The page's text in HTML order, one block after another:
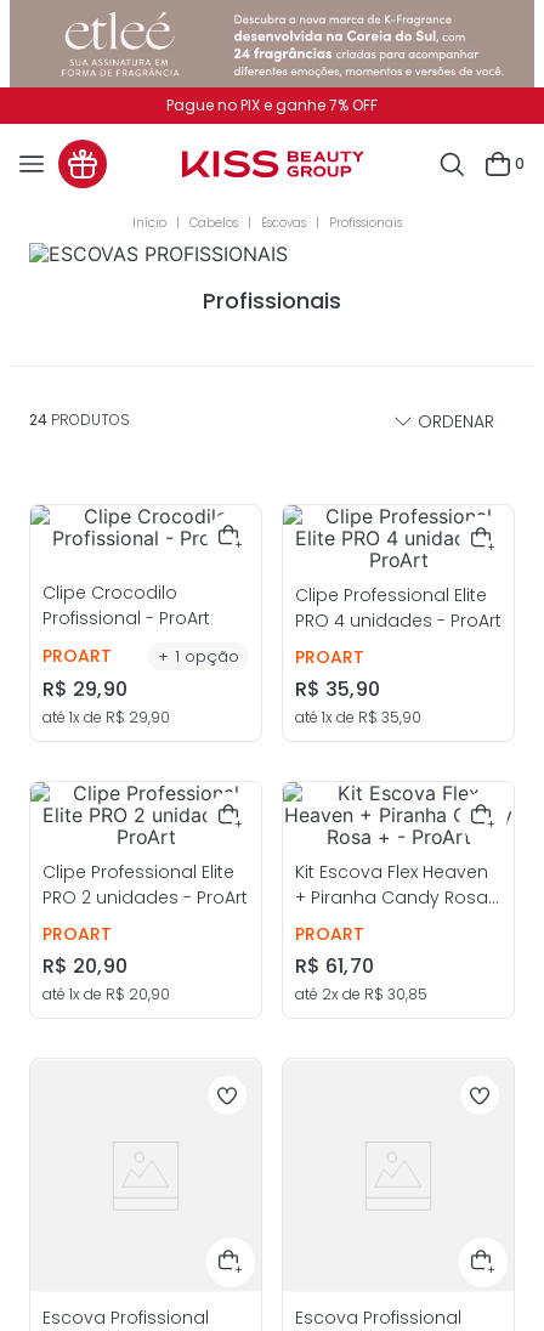
Pague no PIX e ganhe 7% OFF
0
Cabelos Escovas Profissionais
Profissionais
24 PRODUTOS
Clipe Crocodilo
Profissional - ProArt
PROART
+ 1 opção
R$ 29,90
até 1x de R$ 29,90
Clipe Professional Elite
PRO 4 unidades - ProArt
PROART
R$ 35,90
até 1x de R$ 35,90
Clipe Professional Elite
PRO 2 unidades - ProArt
PROART
R$ 20,90
até 1x de R$ 20,90
Kit Escova Flex Heaven
+ Piranha Candy Rosa
+ - ProArt
PROART
R$ 61,70
até 2x de R$ 30,85
Escova Profissional
Escova Profissional